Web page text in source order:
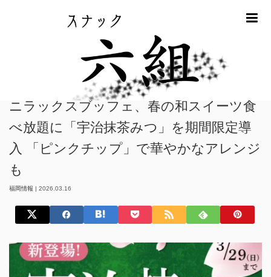
ニラックスブッフェ、春の和スイーツ食べ放題に「宇
治抹茶みつ」を期間限定導入 「ピンクチップ」で華やかなアレンジも
ニラックスブッフェ、春の和スイーツ食
べ放題に「宇治抹茶みつ」を期間限定導
入 「ピンクチップ」で華やかなアレンジ
も
福岡情報 | 2026.03.16